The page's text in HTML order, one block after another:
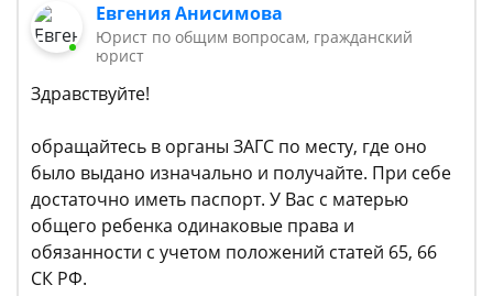
Евгения Анисимова
Юрист по общим вопросам, гражданский
юрист
Здравствуйте!
обращайтесь в органы ЗАГС по месту, где оно
было выдано изначально и получайте. При себе
достаточно иметь паспорт. У Вас с матерью
общего ребенка одинаковые права и
обязанности с учетом положений статей 65, 66
СК РФ.